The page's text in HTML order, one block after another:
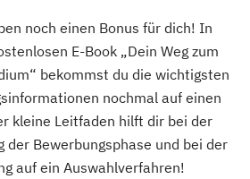
noch einen Bonus für dich! In
E-Book „Dein Weg zum
bekommst du die wichtigsten
nochmal auf einen
kleine Leitfaden hilft dir bei der
der Bewerbungsphase und bei der
auf ein Auswahlverfahren!